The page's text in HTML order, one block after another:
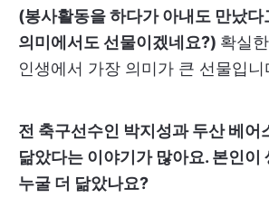
(봉사활동을 하다가 아내도 만났다
의미에서도 선물이겠네요?) 확실
인생에서 가장 의미가 큰 선물입니
전 축구선수인 박지성과 두산 베어
닮았다는 이야기가 많아요. 본인이
누굴 더 닮았나요?